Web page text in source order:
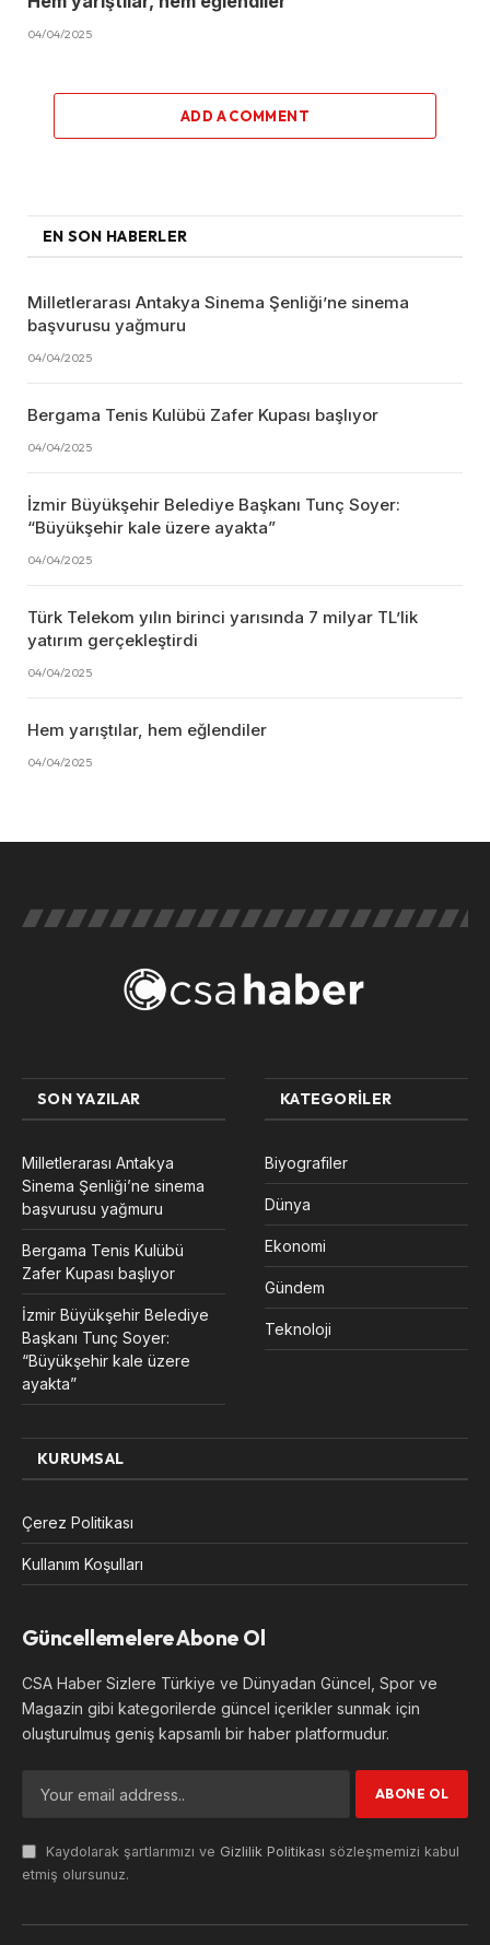
04/04/2025
ADD A COMMENT
EN SON HABERLER
Milletlerarası Antakya Sinema Şenliği’ne sinema
başvurusu yağmuru
04/04/2025
Bergama Tenis Kulübü Zafer Kupası başlıyor
04/04/2025
İzmir Büyükşehir Belediye Başkanı Tunç Soyer:
“Büyükşehir kale üzere ayakta”
04/04/2025
Türk Telekom yılın birinci yarısında 7 milyar TL’lik
yatırım gerçekleştirdi
04/04/2025
Hem yarıştılar, hem eğlendiler
04/04/2025
SON YAZILAR
Milletlerarası Antakya
Sinema Şenliği’ne sinema
başvurusu yağmuru
Bergama Tenis Kulübü
Zafer Kupası başlıyor
İzmir Büyükşehir Belediye
Başkanı Tunç Soyer:
“Büyükşehir kale üzere
ayakta”
KATEGORILER
Biyografiler
Dünya
Ekonomi
Gündem
Teknoloji
KURUMSAL
Çerez Politikası
Kullanım Koşulları
Güncellemelere Abone Ol
CSA Haber Sizlere Türkiye ve Dünyadan Güncel, Spor ve
Magazin gibi kategorilerde güncel içerikler sunmak için
oluşturulmuş geniş kapsamlı bir haber platformudur.
Kaydolarak şartlarımızı ve Gizlilik Politikası sözleşmemizi kabul
etmiş olursunuz.